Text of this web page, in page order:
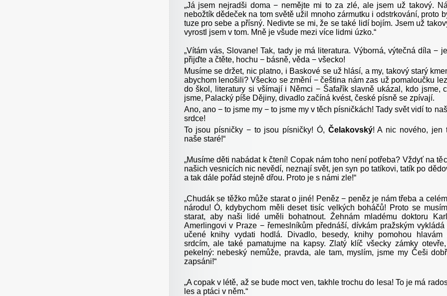
„Já jsem nejradši doma − nemějte mi to za zlé, ale jsem už takový.
nebožtík dědeček na tom světě užil mnoho zármutku i odstrkování, proto
tuze pro sebe a přísný. Nedivte se mi, že se také lidí bojím. Jsem už
vyrostl jsem v tom. Mně je všude mezi více lidmi úzko.“
„Vítám vás, Slovane! Tak, tady je má literatura. Výborná, výtečná díla −
přijďte a čtěte, hochu − básně, věda − všecko!
Musíme se držet, nic platno, i Baskové se už hlásí, a my, takový starý
abychom lenošili? Všecko se změní − čeština nám zas už pomaloučku
do škol, literatury si všímají i Němci − Šafařík slavně ukázal, kdo jsme,
jsme, Palacký píše Dějiny, divadlo začíná kvést, české písně se zpívají.
Ano, ano − to jsme my − to jsme my v těch písničkách! Tady svět vidí to
srdce!
To jsou písničky − to jsou písničky! Ó, Čelakovský! A nic nového, jen
naše staré!“
„Musíme děti nabádat k čtení! Copak nám toho není potřeba? Vždyť na
našich vesnicích nic nevědí, neznají svět, jen syn po tatíkovi, tatík po
a tak dále pořád stejně dřou. Proto je s námi zle!“
„Chudák se těžko může starat o jiné! Peněz − peněz je nám třeba a
národu! Ó, kdybychom měli deset tisíc velkých boháčů! Proto se
starat, aby naši lidé uměli bohatnout. Žehnám mladému doktoru
Amerlingovi v Praze − řemeslníkům přednáší, dívkám pražským vykládá
učené knihy vydati hodlá. Divadlo, besedy, knihy pomohou hlavám
srdcím, ale také pamatujme na kapsy. Zlatý klíč všecky zámky
pekelný: nebeský nemůže, pravda, ale tam, myslím, jsme my Češi
zapsáni!“
„A copak v létě, až se bude moct ven, takhle trochu do lesa! To je má
les a ptáci v něm.“